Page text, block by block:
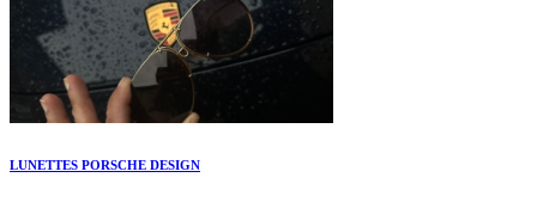
LUNETTES PORSCHE DESIGN